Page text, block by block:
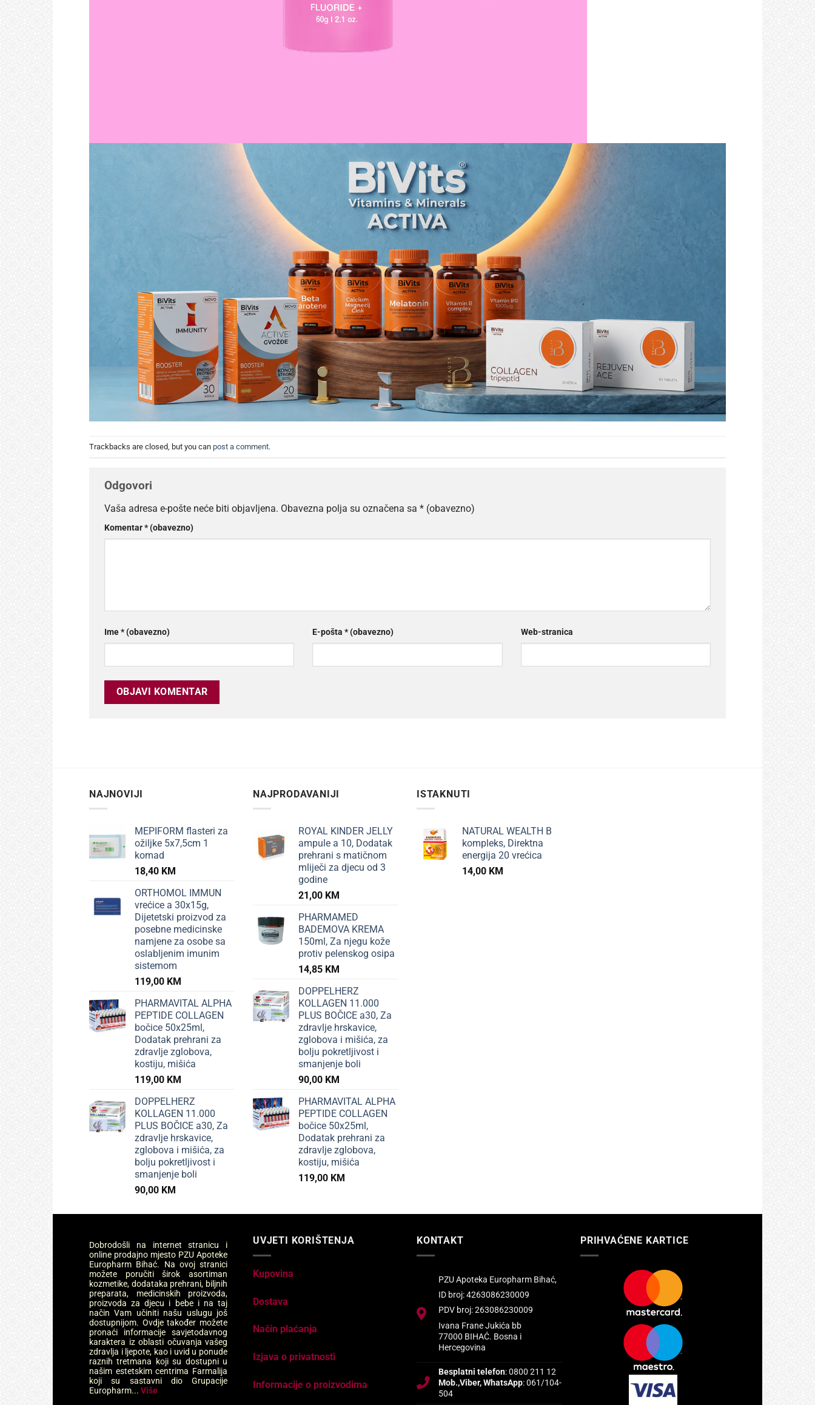
Trackbacks are closed, but you can post a comment.
Odgovori
Vaša adresa e-pošte neće biti objavljena. Obavezna polja su označena sa * (obavezno)
Komentar* (obavezno)
Ime* (obavezno) E-pošta* (obavezno) Web-stranica
NAJNOVIJI
MEPIFORM flasteri za
ožiljke 5x7,5cm 1
komad
18,40 KM
ORTHOMOL IMMUN
vrećice a 30x15g,
Dijetetski proizvod za
posebne medicinske
namjene za osobe sa
oslabljenim imunim
sistemom
119,00 KM
PHARMAVITAL ALPHA
PEPTIDE COLLAGEN
bočice 50x25ml,
Dodatak prehrani za
zdravlje zglobova,
kostiju, mišića
119,00 KM
DOPPELHERZ
KOLLAGEN 11.000
PLUS BOČICE a30, Za
zdravlje hrskavice,
zglobova i mišića, za
bolju pokretljivost i
smanjenje boli
90,00 KM
NAJPRODAVANIJI
ROYAL KINDER JELLY
ampule a 10, Dodatak
prehrani s matičnom
mliječi za djecu od 3
godine
21,00 KM
PHARMAMED
BADEMOVA KREMA
150ml, Za njegu kože
protiv pelenskog osipa
14,85 KM
DOPPELHERZ
KOLLAGEN 11.000
PLUS BOČICE a30, Za
zdravlje hrskavice,
zglobova i mišića, za
bolju pokretljivost i
smanjenje boli
90,00 KM
PHARMAVITAL ALPHA
PEPTIDE COLLAGEN
bočice 50x25ml,
Dodatak prehrani za
zdravlje zglobova,
kostiju, mišića
119,00 KM
ISTAKNUTI
NATURAL WEALTH B
kompleks, Direktna
energija 20 vrećica
14,00 KM
Dobrodošli na internet stranicu i
online prodajno mjesto PZU Apoteke
Europharm Bihać. Na ovoj stranici
možete poručiti širok asortiman
kozmetike, dodataka prehrani, biljnih
preparata, medicinskih proizvoda,
proizvoda za djecu i bebe i na taj
način Vam učiniti našu uslugu još
dostupnijom. Ovdje također možete
pronaći informacije savjetodavnog
karaktera iz oblasti očuvanja vašeg
zdravlja i ljepote, kao i uvid u ponude
raznih tretmana koji su dostupni u
našim estetskim centrima Farmalija
koji su sastavni dio Grupacije
Europharm... Više
UVJETI KORIŠTENJA
Kupovina
Dostava
Način plaćanja
Izjava o privatnosti
Informacije o proizvodima
KONTAKT
PZU Apoteka Europharm Bihać,
ID broj: 4263086230009
PDV broj: 263086230009
Ivana Frane Jukića bb
77000 BIHAĆ. Bosna i
Hercegovina
Besplatni telefon: 0800 211 12
Mob.,Viber, WhatsApp: 061/104-
504
PRIHVAĆENE KARTICE